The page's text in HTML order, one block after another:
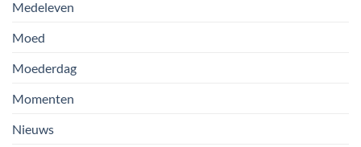
Medeleven
Moed
Moederdag
Momenten
Nieuws